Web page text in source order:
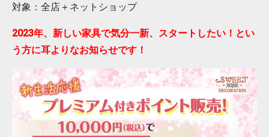
対象：全店＋ネットショップ
2023年、新しい家具で気分一新、スタートしたい！とい
う方に耳よりなお知らせです！